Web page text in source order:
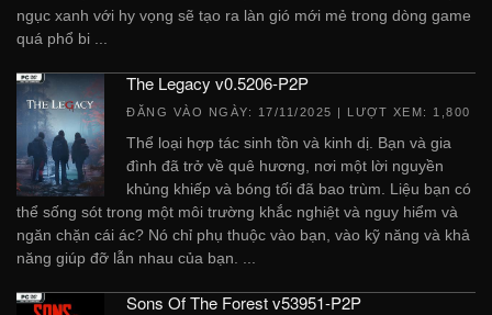
ngục xanh với hy vọng sẽ tạo ra làn gió mới mẻ trong dòng game
quá phổ bi ...
The Legacy v0.5206-P2P
ĐĂNG VÀO NGÀY: 17/11/2025 | LƯỢT XEM: 1,800
Thể loại hợp tác sinh tồn và kinh dị. Bạn và gia
đình đã trở về quê hương, nơi một lời nguyền
khủng khiếp và bóng tối đã bao trùm. Liệu bạn có
thể sống sót trong một môi trường khắc nghiệt và nguy hiểm và
ngăn chặn cái ác? Nó chỉ phụ thuộc vào bạn, vào kỹ năng và khả
năng giúp đỡ lẫn nhau của bạn. ...
Sons Of The Forest v53951-P2P